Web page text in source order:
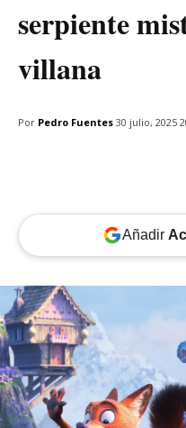
serpiente
villana
Por Pedro Fuentes 30 julio, 2025
Añadir